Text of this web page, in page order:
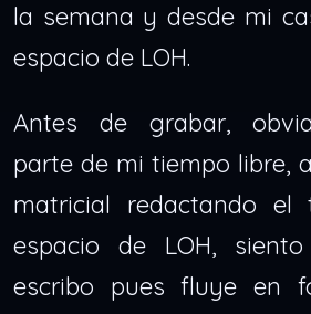
la semana y desde mi
espacio de LOH.
Antes de grabar,
parte de mi tiempo libre,
matricial redactando el
espacio de LOH,
escribo pues fluye en